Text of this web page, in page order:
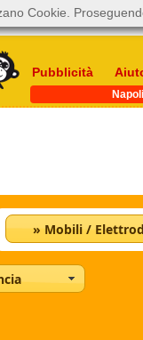
Pubblicità
Napoli
Cookie.